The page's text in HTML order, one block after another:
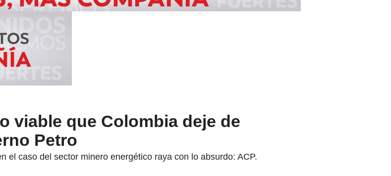
viable que Colombia deje de
Petro
el caso del sector minero energético raya con lo absurdo: ACP.